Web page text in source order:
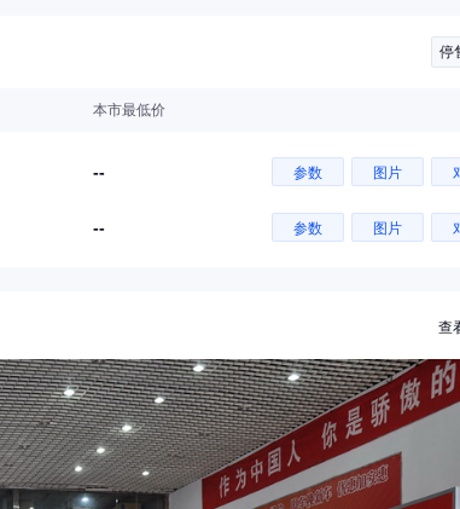
停
本市最低价
-- 参数 图片
-- 参数 图片
查